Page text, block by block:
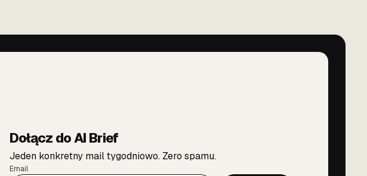
Dołącz do AI Brief
Jeden konkretny mail tygodniowo. Zero spamu.
Email